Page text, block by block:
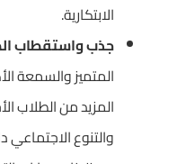
الابتكارية.
جذب واستقطاب
المتميز والسمعة
المزيد من الطلاب